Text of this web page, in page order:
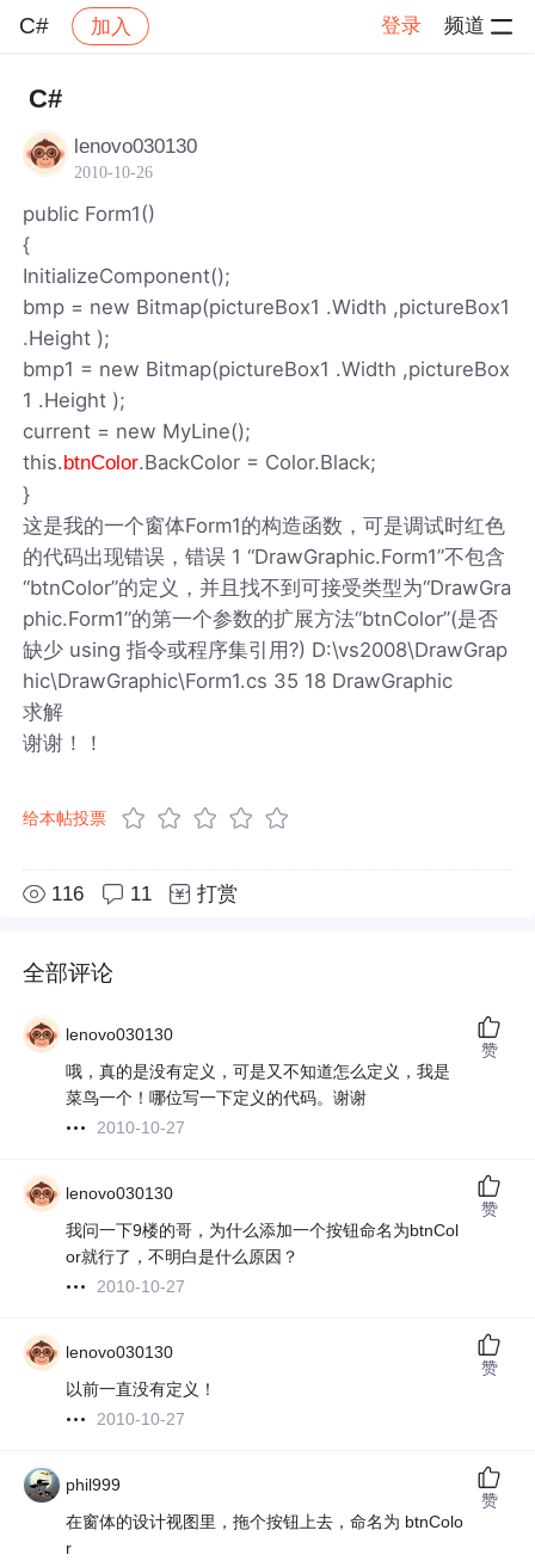
C# 加入 登录 频道
社区
C#
lenovo030130
2010-10-26
public Form1()
{
InitializeComponent();
bmp = new Bitmap(pictureBox1 .Width ,pictureBox1
.Height );
bmp1 = new Bitmap(pictureBox1 .Width ,pictureBox
1 .Height );
current = new MyLine();
this.btnColor.BackColor = Color.Black;
}
这是我的一个窗体Form1的构造函数，可是调试时红色
的代码出现错误，错误 1 “DrawGraphic.Form1”不包含
“btnColor”的定义，并且找不到可接受类型为“DrawGra
phic.Form1”的第一个参数的扩展方法“btnColor”(是否
缺少 using 指令或程序集引用?) D:\vs2008\DrawGrap
hic\DrawGraphic\Form1.cs 35 18 DrawGraphic
求解
谢谢！！
给本帖投票
116 11 打赏
全部评论
lenovo030130
哦，真的是没有定义，可是又不知道怎么定义，我是
菜鸟一个！哪位写一下定义的代码。谢谢
2010-10-27
赞
lenovo030130
我问一下9楼的哥，为什么添加一个按钮命名为btnCol
or就行了，不明白是什么原因？
2010-10-27
赞
lenovo030130
以前一直没有定义！
2010-10-27
赞
phil999
在窗体的设计视图里，拖个按钮上去，命名为 btnColo
r
赞